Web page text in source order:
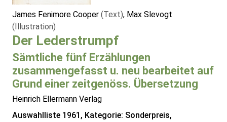
James Fenimore Cooper (Text), Max Slevogt
(Illustration)
Der Lederstrumpf
Sämtliche fünf Erzählungen
zusammengefasst u. neu bearbeitet auf
Grund einer zeitgenöss. Übersetzung
Heinrich Ellermann Verlag
Auswahlliste 1961, Kategorie: Sonderpreis,